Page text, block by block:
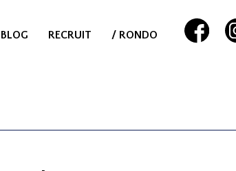
BLOG RECRUIT / RONDO